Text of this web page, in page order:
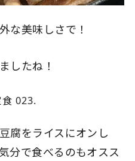
な美味しさで！
したね！
腐をライスにオンし
分で食べるのもオスス